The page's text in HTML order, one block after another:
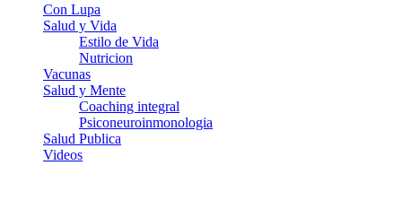
Con Lupa
Salud y Vida
Estilo de Vida
Nutricion
Vacunas
Salud y Mente
Coaching integral
Psiconeuroinmonologia
Salud Publica
Videos